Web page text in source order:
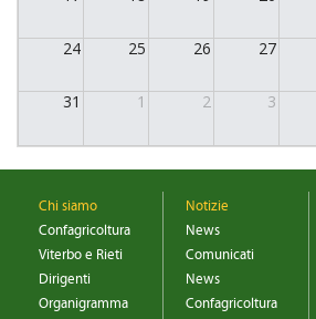
LINK DI INTERESSE
DOVE SIAMO
24 25 26 27
31 1 2 3
Chi siamo
Confagricoltura
Viterbo e Rieti
Dirigenti
Organigramma
Notizie
News
Comunicati
News
Confagricoltura